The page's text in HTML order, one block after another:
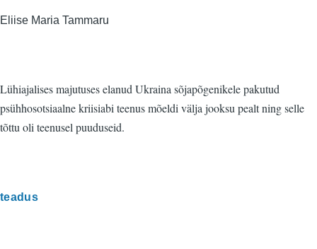
Eliise Maria Tammaru
Lühiajalises majutuses elanud Ukraina sõjapõgenikele pakutud
psühhosotsiaalne kriisiabi teenus mõeldi välja jooksu pealt ning selle
tõttu oli teenusel puuduseid.
teadus